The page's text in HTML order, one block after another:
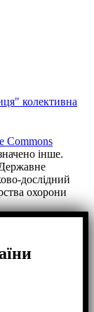
колективна
Commons
інше.
дослідний
охорони